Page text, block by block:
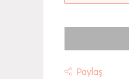
Paylaş